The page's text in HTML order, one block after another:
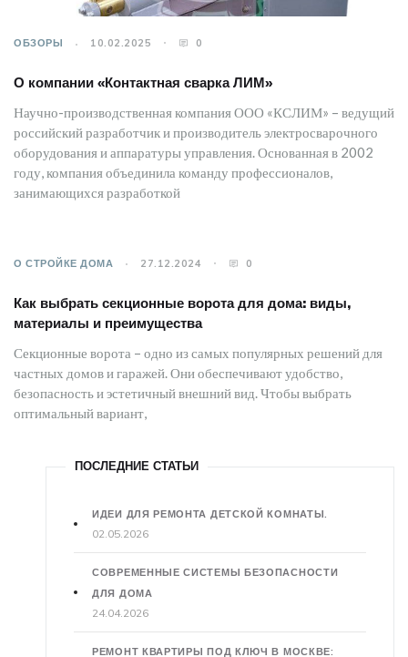
ОБЗОРЫ 10.02.2025 0
О компании «Контактная сварка ЛИМ»
Научно-производственная компания ООО «КСЛИМ» – ведущий
российский разработчик и производитель электросварочного
оборудования и аппаратуры управления. Основанная в 2002
году, компания объединила команду профессионалов,
занимающихся разработкой
О СТРОЙКЕ ДОМА 27.12.2024 0
Как выбрать секционные ворота для дома: виды,
материалы и преимущества
Секционные ворота – одно из самых популярных решений для
частных домов и гаражей. Они обеспечивают удобство,
безопасность и эстетичный внешний вид. Чтобы выбрать
оптимальный вариант,
ПОСЛЕДНИЕ СТАТЬИ
ИДЕИ ДЛЯ РЕМОНТА ДЕТСКОЙ КОМНАТЫ.
02.05.2026
СОВРЕМЕННЫЕ СИСТЕМЫ БЕЗОПАСНОСТИ
ДЛЯ ДОМА
24.04.2026
РЕМОНТ КВАРТИРЫ ПОД КЛЮЧ В МОСКВЕ: